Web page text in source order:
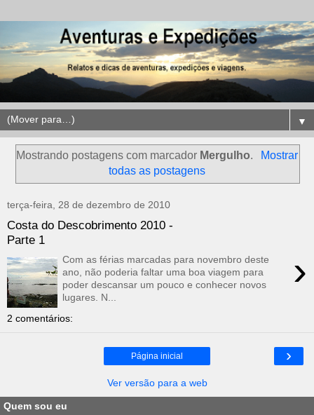
▼
Mostrando postagens com marcador Mergulho.
Mostrar
todas as postagens
terça-feira, 28 de dezembro de 2010
Costa do Descobrimento 2010 -
Parte 1
›
Com as férias marcadas para novembro deste
ano, não poderia faltar uma boa viagem para
poder descansar um pouco e conhecer novos
lugares. N...
2 comentários:
›
Página inicial
Ver versão para a web
Quem sou eu